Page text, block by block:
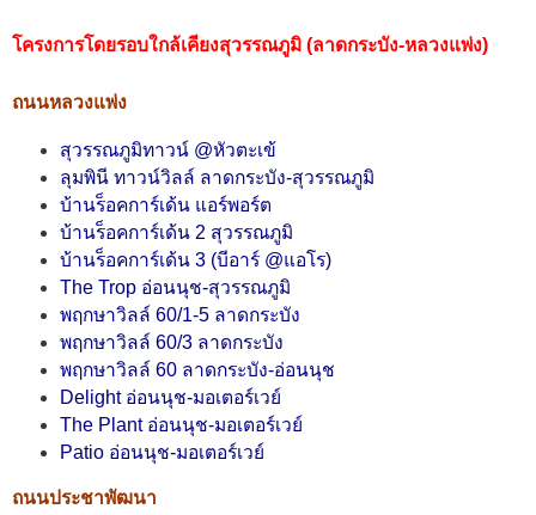
โครงการโดยรอบใกล้เคียงสุวรรณภูมิ (ลาดกระบัง-หลวงแพ่ง)
ถนนหลวงแพ่ง
สุวรรณภูมิทาวน์ @หัวตะเข้
ลุมพินี ทาวน์วิลล์ ลาดกระบัง-สุวรรณภูมิ
บ้านร็อคการ์เด้น แอร์พอร์ต
บ้านร็อคการ์เด้น 2 สุวรรณภูมิ
บ้านร็อคการ์เด้น 3 (บีอาร์ @แอโร)
The Trop อ่อนนุช-สุวรรณภูมิ
พฤกษาวิลล์ 60/1-5 ลาดกระบัง
พฤกษาวิลล์ 60/3 ลาดกระบัง
พฤกษาวิลล์ 60 ลาดกระบัง-อ่อนนุช
Delight อ่อนนุช-มอเตอร์เวย์
The Plant อ่อนนุช-มอเตอร์เวย์
Patio อ่อนนุช-มอเตอร์เวย์
ถนนประชาพัฒนา